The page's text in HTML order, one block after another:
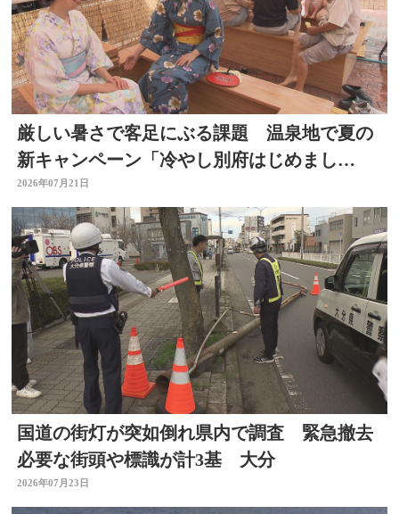
厳しい暑さで客足にぶる課題 温泉地で夏の
新キャンペーン「冷やし別府はじめまし
た」 冷たい足湯など設置
2026年07月21日
国道の街灯が突如倒れ県内で調査 緊急撤去
必要な街頭や標識が計3基 大分
2026年07月23日